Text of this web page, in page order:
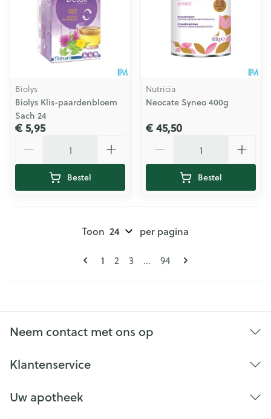
Biolys
Biolys Klis-paardenbloem
Sach 24
€ 5,95
Bestel
Nutricia
Neocate Syneo 400g
€ 45,50
Bestel
Pagina's
U lees momenteel pagina
1 Pagina
2 Pagina
3 ... Pagina
94
Toon per pagina
Neem contact met ons op
Klantenservice
Uw apotheek